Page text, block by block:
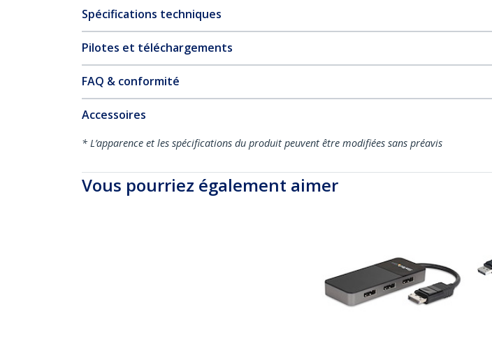
Spécifications techniques
Pilotes et téléchargements
FAQ & conformité
Accessoires
* L’apparence et les spécifications du produit peuvent être modifiées sans préavis
Vous pourriez également aimer